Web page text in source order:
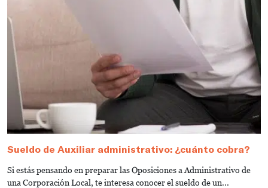
Sueldo de Auxiliar administrativo: ¿cuánto cobra?
Si estás pensando en preparar las Oposiciones a Administrativo de
una Corporación Local, te interesa conocer el sueldo de un...